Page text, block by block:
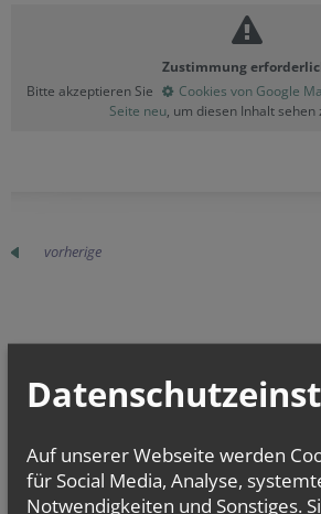
Zustimmung
Bitte akzeptieren Sie
Cookies von Google
Seite neu, um diesen Inhalt sehen
vorherige
TERMINE
Di.., 06. Oktober 2026 17:00
Offene Tankstelle für die Seele
Auf unserer Webseite werden
für Social Media, Analyse,
Notwendigkeiten und Sonstiges.